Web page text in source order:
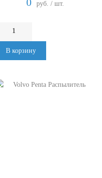
руб. / шт.
В корзину